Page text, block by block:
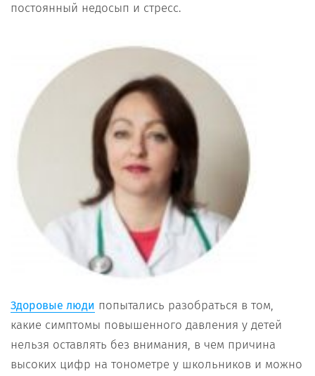
постоянный недосып и стресс.
Здоровые люди попытались разобраться в том,
какие симптомы повышенного давления у детей
нельзя оставлять без внимания, в чем причина
высоких цифр на тонометре у школьников и можно